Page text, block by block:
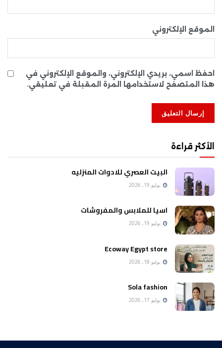
الموقع الإلكتروني
احفظ اسمي، بريدي الإلكتروني، والموقع الإلكتروني في
هذا المتصفح لاستخدامها المرة المقبلة في تعليقي.
الأكثر قراءة
البيت العصري للادوات المنزليه
يوليو 19, 2026
اسيا للملابس والمفروشات
يوليو 19, 2026
Ecoway Egypt store
يوليو 18, 2026
Sola fashion
يوليو 17, 2026